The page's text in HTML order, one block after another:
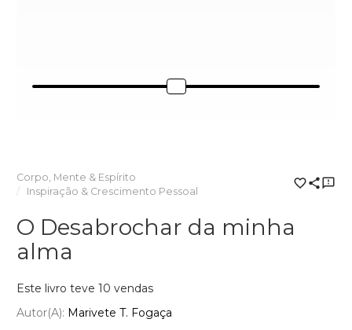
Corpo, Mente & Espírito
Inspiração & Crescimento Pessoal
O Desabrochar da minha
alma
Este livro teve 10 vendas
Autor(a): Marivete T. Fogaça